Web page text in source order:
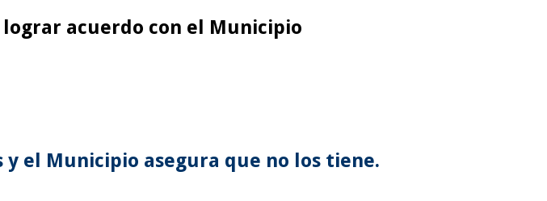
acuerdo con el Municipio
el Municipio asegura que no los tiene.